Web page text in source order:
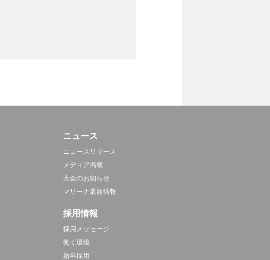
ニュース
ニュースリリース
メディア掲載
大会のお知らせ
マリーナ最新情報
採用情報
採用メッセージ
働く環境
新卒採用